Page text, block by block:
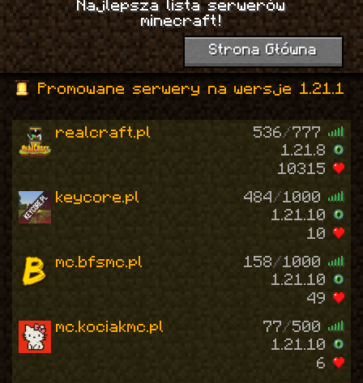
Najlepsza lista serwerów
minecraft!
Strona Główna
Promowane serwery na wersje 1.21.1
realcraft.pl 536/ 777
1.21.8
10315
keycore.pl
484 / 1000
1.21.10
10
mc.bfsmc.pl
158/ 1000
1.21.10
49
mc.kociakmc.pl
77/ 500
1.21.10
6